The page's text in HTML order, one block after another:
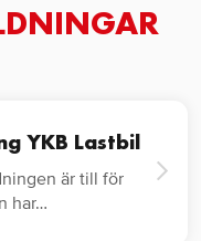
YKB Lastbil
är till för
har…